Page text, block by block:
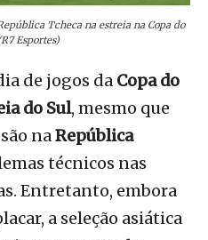
Tcheca na estreia na Copa do
Esportes)
de jogos da Copa do
do Sul, mesmo que
naRepública
técnicos nas
Entretanto, embora
a seleção asiática